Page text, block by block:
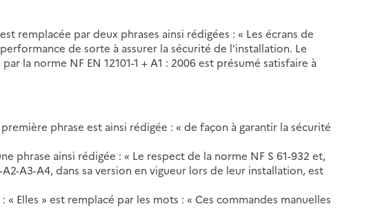
remplacée par deux phrases ainsi rédigées : « Les écrans de
de sorte à assurer la sécurité de l'installation. Le
la norme NF EN 12101-1 + A1 : 2006 est présumé satisfaire à
phrase est ainsi rédigée : « de façon à garantir la sécurité
phrase ainsi rédigée : « Le respect de la norme NF S 61-932 et,
A3-A4, dans sa version en vigueur lors de leur installation, est
Elles » est remplacé par les mots : « Ces commandes manuelles